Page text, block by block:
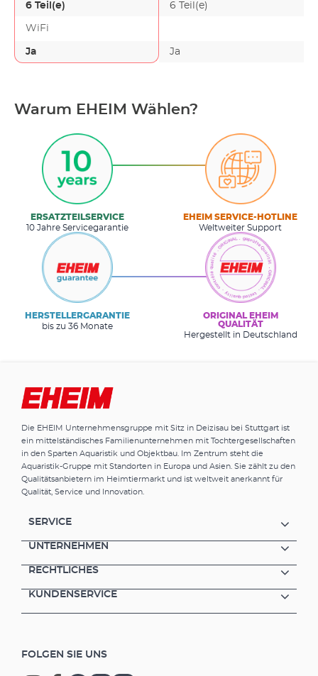
6 Teil(e) 6 Teil(e)
WiFi
Ja Ja
Warum EHEIM Wählen?
ERSATZTEILSERVICE
10 Jahre Servicegarantie
EHEIM SERVICE-HOTLINE
Weltweiter Support
HERSTELLERGARANTIE
bis zu 36 Monate
ORIGINAL EHEIM
QUALITÄT
Hergestellt in Deutschland
Die EHEIM Unternehmensgruppe mit Sitz in Deizisau bei Stuttgart ist
ein mittelständisches Familienunternehmen mit Tochtergesellschaften
in den Sparten Aquaristik und Objektbau. Im Zentrum steht die
Aquaristik-Gruppe mit Standorten in Europa und Asien. Sie zählt zu den
Qualitätsanbietern im Heimtiermarkt und ist weltweit anerkannt für
Qualität, Service und Innovation.
SERVICE
UNTERNEHMEN
RECHTLICHES
KUNDENSERVICE
FOLGEN SIE UNS